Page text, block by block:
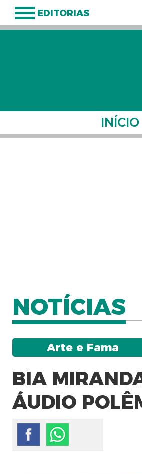
EDITORIAS
INÍCIO
NOTÍCIAS
Arte e Fama
BIA
ÁUDIO